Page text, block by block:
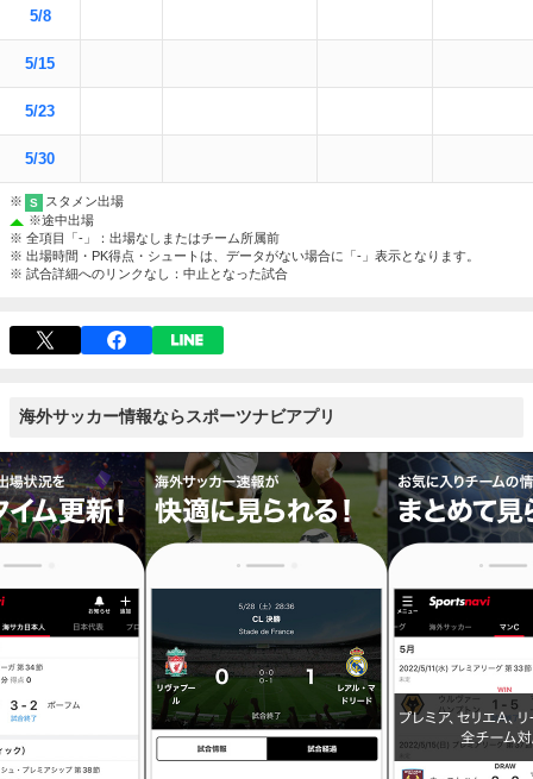
5/8
5/15
5/23
5/30
※ S
スタメン出場
※途中出場
※ 全項目「-」：出場なしまたはチーム所属前
※ 出場時間・PK得点・シュートは、データがない場合に「-」表示となります。
※ 試合詳細へのリンクなし：中止となった試合
海外サッカー情報ならスポーツナビアプリ